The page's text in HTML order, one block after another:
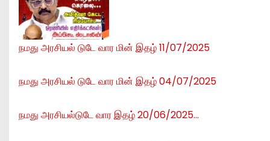
நமது அரசியல் டுடே வார மின் இதழ் 11/07/2025
நமது அரசியல் டுடே வார மின் இதழ் 04/07/2025
நமது அரசியல்டுடே வார இதழ் 20/06/2025…